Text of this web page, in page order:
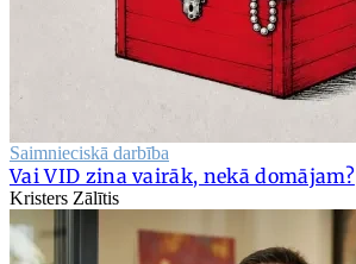
Saimnieciskā darbība
Vai VID zina vairāk, nekā domājam?
Kristers Zālītis